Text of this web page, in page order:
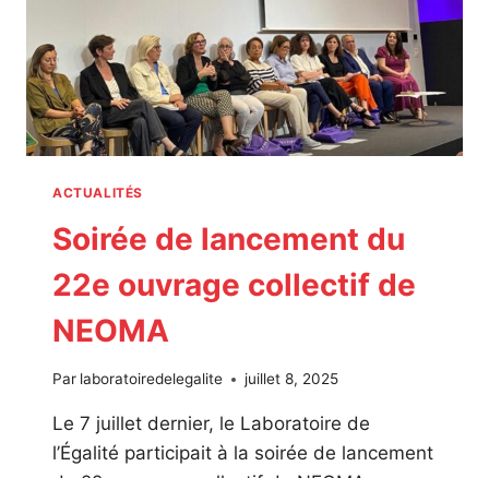
D
E
L
’
L
I
T
:
5
N
D
ACTUALITÉS
Soirée de lancement du
22e ouvrage collectif de
NEOMA
Par laboratoiredelegalite juillet 8, 2025
Le 7 juillet dernier, le Laboratoire de
l’Égalité participait à la soirée de lancement